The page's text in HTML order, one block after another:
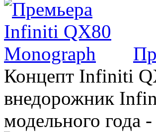
Концепт Infiniti
внедорожник
модельного года